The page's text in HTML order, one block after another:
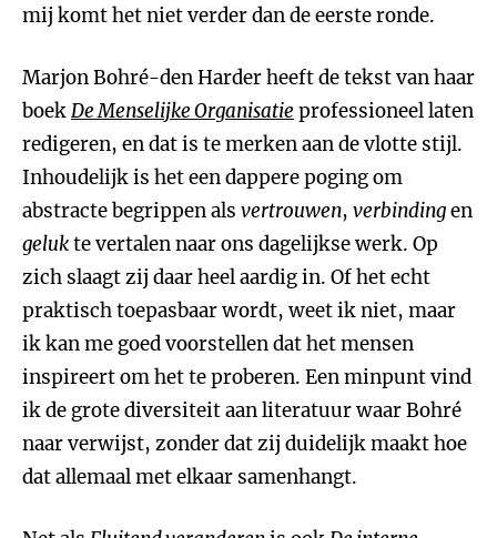
mij komt het niet verder dan de eerste ronde.
Marjon Bohré-den Harder heeft de tekst van haar
boekDe Menselijke Organisatie professioneel laten
redigeren, en dat is te merken aan de vlotte stijl.
Inhoudelijk is het een dappere poging om
abstracte begrippen als vertrouwen, verbindingen
gelukte vertalen naar ons dagelijkse werk. Op
zich slaagt zij daar heel aardig in. Of het echt
praktisch toepasbaar wordt, weet ik niet, maar
ik kan me goed voorstellen dat het mensen
inspireert om het te proberen. Een minpunt vind
ik de grote diversiteit aan literatuur waar Bohré
naar verwijst, zonder dat zij duidelijk maakt hoe
dat allemaal met elkaar samenhangt.